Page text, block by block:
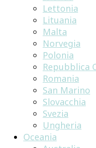
Lettonia
Lituania
Malta
Norvegia
Polonia
Repubblica
Romania
San Marino
Slovacchia
Svezia
Ungheria
Oceania